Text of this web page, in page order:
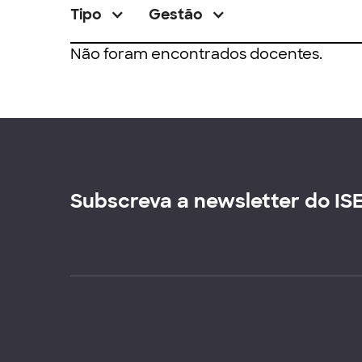
Tipo Gestão
Não foram encontrados docentes.
Subscreva a newsletter do